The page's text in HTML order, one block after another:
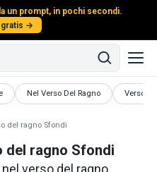
un prompt, in pochi secondi.
→
Nel Verso Del Ragno
Sfondi Verso
Sfondi
del ragno Sfondi
del ragno Sfondi
verso del ragno